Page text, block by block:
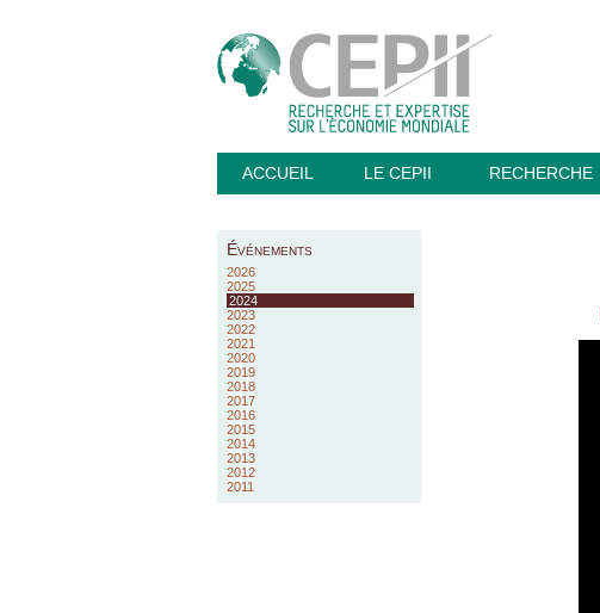
ACCUEIL LE CEPII RECHERCHE
Événements
2026
2025
2024
2023
2022
2021
2020
2019
2018
2017
2016
2015
2014
2013
2012
2011